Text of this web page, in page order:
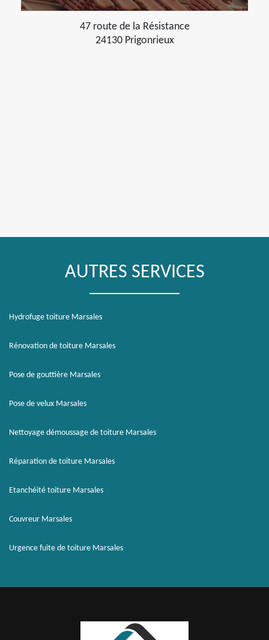
47 route de la Résistance
24130 Prigonrieux
AUTRES SERVICES
Hydrofuge toiture Marsales
Rénovation de toiture Marsales
Pose de gouttière Marsales
Pose de velux Marsales
Nettoyage démoussage de toiture Marsales
Réparation de toiture Marsales
Etanchéité toiture Marsales
Couvreur Marsales
Urgence fuite de toiture Marsales